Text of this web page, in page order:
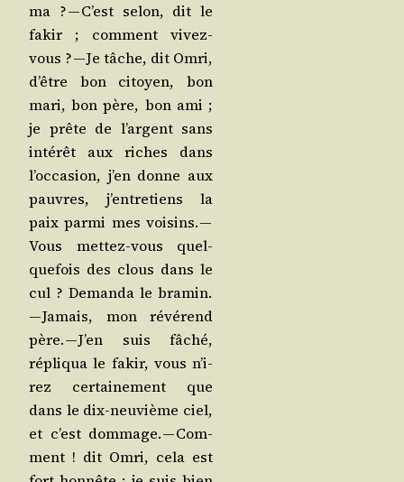
ma ? — C’est selon, dit le
fakir ; com­ment vivez-
vous ? — Je tâche, dit Omri,
d’être bon citoyen, bon
mari, bon père, bon ami ;
je prête de l’argent sans
inté­rêt aux riches dans
l’oc­ca­sion, j’en donne aux
pauvres, j’en­tre­tiens la
paix par­mi mes voi­sins. —
Vous met­tez-vous quel­
que­fois des clous dans le
cul ? Deman­da le bra­min.
— Jamais, mon révé­rend
père. — J’en suis fâché,
répli­qua le fakir, vous n’i­
rez cer­tai­ne­ment que
dans le dix-neu­vième ciel,
et c’est dom­mage. — Com­
ment ! dit Omri, cela est